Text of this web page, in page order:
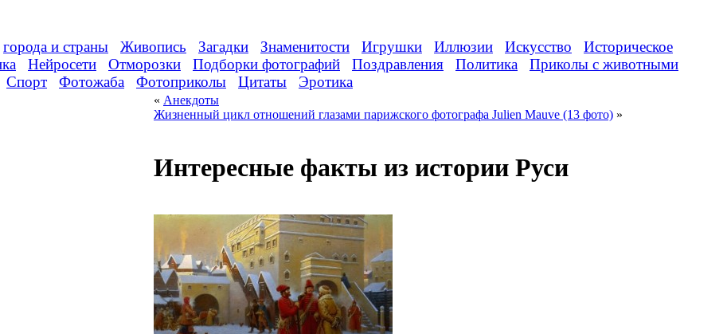
города и страны Живопись Загадки Знаменитости Игрушки Иллюзии Искусство
Историческое
Нейросети Отморозки Подборки фотографий Поздравления Политика
Приколы с животными
Спорт Фотожаба Фотоприколы Цитаты Эротика
« Анекдоты
Жизненный цикл отношений глазами парижского фотографа Julien Mauve (13 фото) »
Интересные факты из истории Руси